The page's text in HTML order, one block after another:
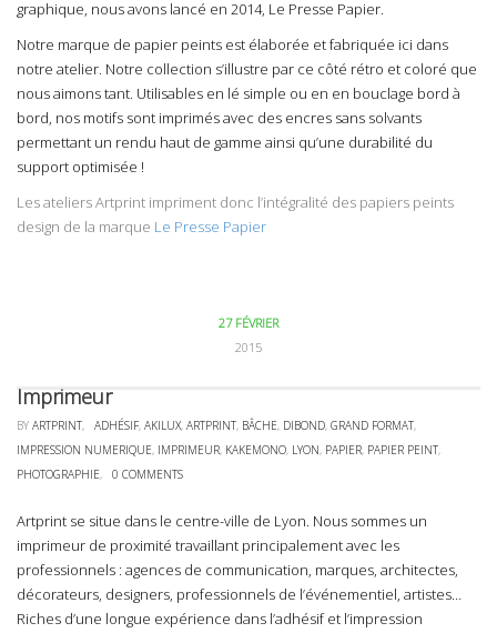
graphique, nous avons lancé en 2014, Le Presse Papier.
Notre marque de papier peints est élaborée et fabriquée ici dans
notre atelier. Notre collection s’illustre par ce côté rétro et coloré que
nous aimons tant. Utilisables en lé simple ou en en bouclage bord à
bord, nos motifs sont imprimés avec des encres sans solvants
permettant un rendu haut de gamme ainsi qu’une durabilité du
support optimisée !
Les ateliers Artprint impriment donc l’intégralité des papiers peints
design de la marque Le Presse Papier
27 FÉVRIER
2015
Imprimeur
BY ARTPRINT, ADHÉSIF, AKILUX, ARTPRINT, BÂCHE, DIBOND, GRAND FORMAT,
IMPRESSION NUMERIQUE, IMPRIMEUR, KAKEMONO, LYON, PAPIER, PAPIER PEINT,
PHOTOGRAPHIE, 0 COMMENTS
Artprint se situe dans le centre-ville de Lyon. Nous sommes un
imprimeur de proximité travaillant principalement avec les
professionnels : agences de communication, marques, architectes,
décorateurs, designers, professionnels de l’événementiel, artistes…
Riches d’une longue expérience dans l’adhésif et l’impression